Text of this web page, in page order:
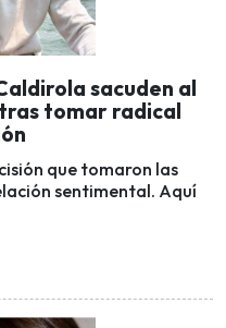
sacuden al
tomar radical
que tomaron las
sentimental. Aquí